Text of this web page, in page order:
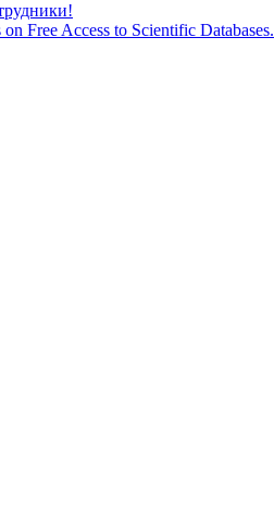
Free Access to Scientific Databases.